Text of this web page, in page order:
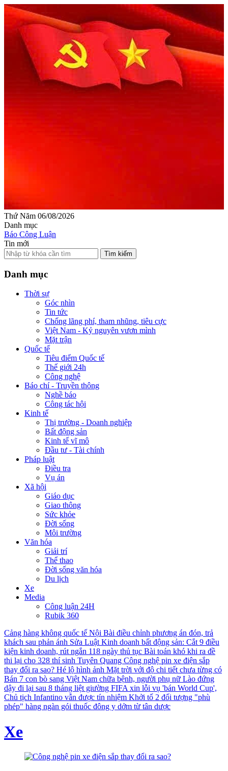
Thứ Năm 06/08/2026
Danh mục
Báo Công Luận
Tin mới
Tìm kiếm
Danh mục
Thời sự
Góc nhìn
Tin tức
Chống lãng phí, tham nhũng, tiêu cực
Việt Nam - Kỷ nguyên vươn mình
Mặt trận
Quốc tế
Tiêu điểm Quốc tế
Thế giới 24h
Công nghệ
Báo chí - Truyền thông
Nghề báo
Công tác hội
Kinh tế
Thị trường - Doanh nghiệp
Bất động sản
Kinh tế vĩ mô
Đầu tư - Tài chính
Pháp luật
Điều tra
Vụ án
Xã hội
Giáo dục
Giao thông
Sức khỏe
Đời sống
Môi trường
Văn hóa
Giải trí
Thể thao
Đời sống văn hóa
Du lịch
Xe
Media
Công luận 24H
Rubik 360
Cảng hàng không quốc tế Nội Bài điều chỉnh phương án đón, trả
khách sau phản ánh Sửa Luật Kinh doanh bất động sản: Cắt 9 điều
kiện kinh doanh, rút ngắn 118 ngày thủ tục Bài toán khó khi ra đề
thi lại cho 328 thí sinh Tuyên Quang Công nghệ pin xe điện sắp
thay đổi ra sao? Hé lộ hình ảnh Mặt trời với độ chi tiết chưa từng có
Bán 7 con bò sang Việt Nam chữa bệnh, người phụ nữ Lào đứng
dậy đi lại sau 8 tháng liệt giường FIFA xin lỗi vụ 'bán World Cup',
Chủ tịch Infantino vẫn được tín nhiệm Khởi tố 2 đối tượng "phù
phép" hàng ngàn gói thuốc đông y dởm từ tân dược
Xe